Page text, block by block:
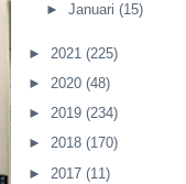
► Januari (15)
► 2021 (225)
► 2020 (48)
► 2019 (234)
► 2018 (170)
► 2017 (11)